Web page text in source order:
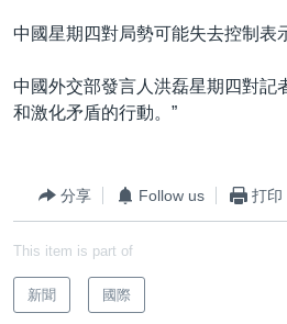
中國星期四對局勢可能失去控制表
中國外交部發言人洪磊星期四對記
和激化矛盾的行動。”
分享 Follow us 打印
This item is part of
新聞 國際